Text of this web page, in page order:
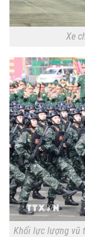
Xe
Khối lực lượng vũ